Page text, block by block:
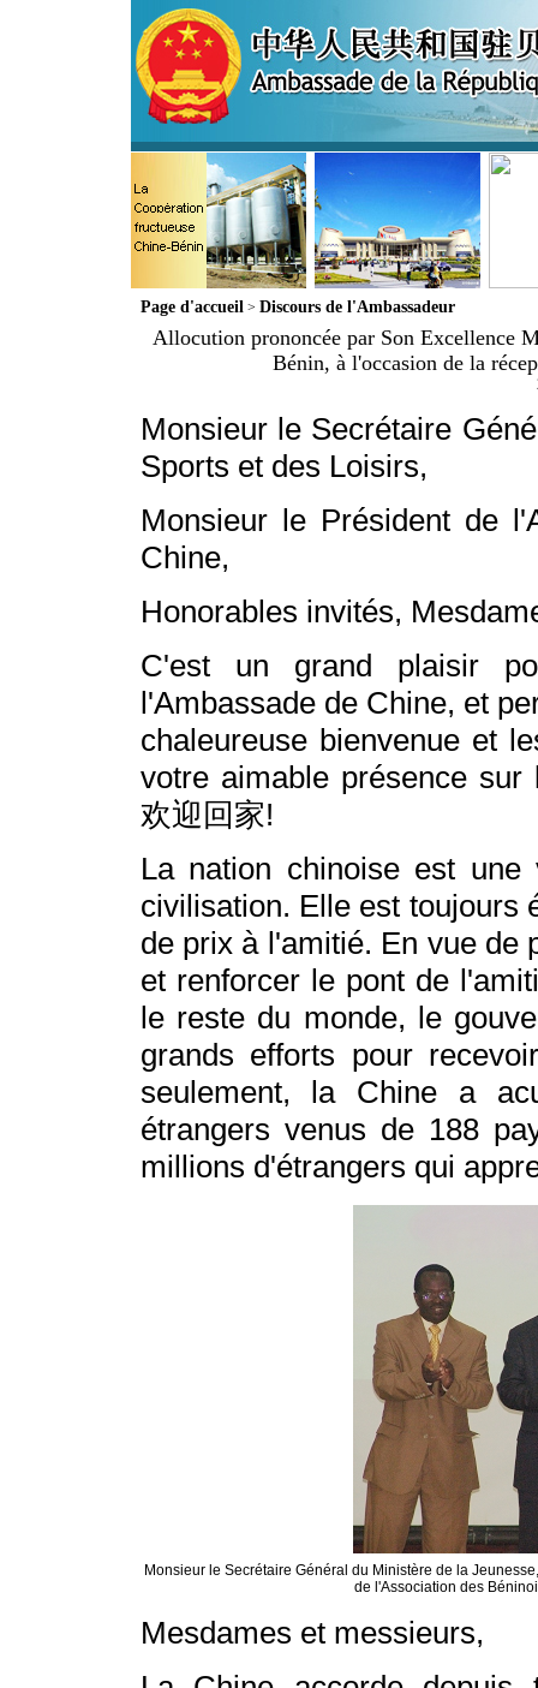
Page d'accueil> Discours de l'Ambassadeur
Allocution prononcée par Son Excellence
Bénin, à l'occasion de la
Monsieur le Secrétaire
Sports et des Loisirs,
Monsieur le Président de
Chine,
Honorables invités,
C'est un grand plaisir
l'Ambassade de Chine, et
chaleureuse bienvenue et
votre aimable présence
欢迎回家!
La nation chinoise est une
civilisation. Elle est toujours
de prix à l'amitié. En vue de
et renforcer le pont de
le reste du monde, le
grands efforts pour
seulement, la Chine a
étrangers venus de 188
millions d'étrangers qui
Monsieur le Secrétaire Général du Ministère de la
de l'Association des
Mesdames et messieurs,